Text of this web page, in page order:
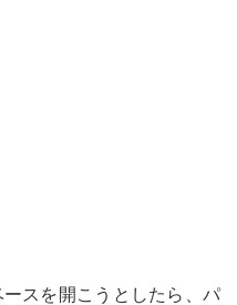
スを開こうとしたら、パ